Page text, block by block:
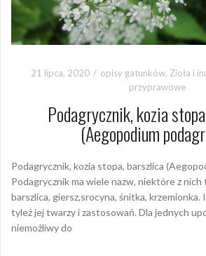
21 lipca, 2020 opisy gatunków, Zioła i
przyprawowe
Podagrycznik, kozia
(Aegopodium
Podagrycznik, kozia stopa, barszlica
Podagrycznik ma wiele nazw, niektóre z nich
barszlica, giersz,srocyna, śnitka, krzemionka.
tyleż jej twarzy i zastosowań. Dla jednych
niemożliwy do